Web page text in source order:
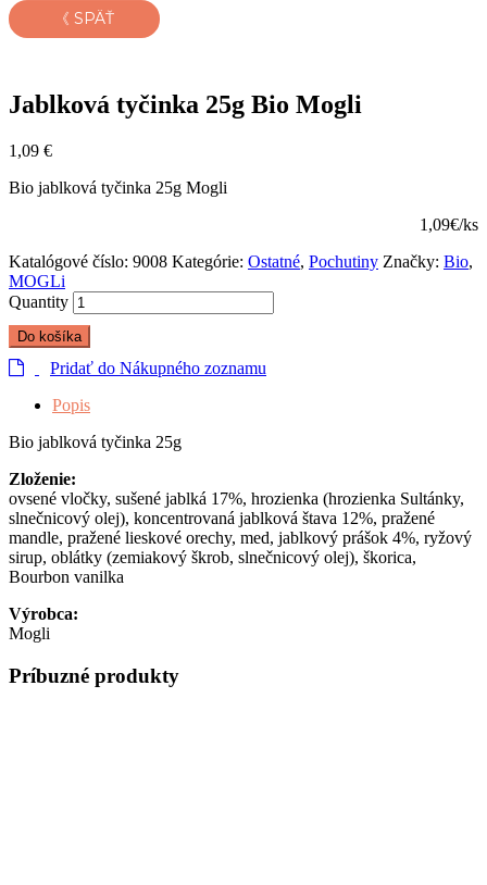
《 SPÄŤ
Jablková tyčinka 25g Bio Mogli
1,09 €
Bio jablková tyčinka 25g Mogli
1,09€/ks
Katalógové číslo: 9008 Kategórie: Ostatné, Pochutiny Značky: Bio,
MOGLi
Quantity
Do košíka
Pridať do Nákupného zoznamu
Popis
Bio jablková tyčinka 25g
Zloženie:
ovsené vločky, sušené jablká 17%, hrozienka (hrozienka Sultánky,
slnečnicový olej), koncentrovaná jablková štava 12%, pražené
mandle, pražené lieskové orechy, med, jablkový prášok 4%, ryžový
sirup, oblátky (zemiakový škrob, slnečnicový olej), škorica,
Bourbon vanilka
Výrobca:
Mogli
Príbuzné produkty